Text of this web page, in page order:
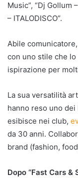
Music”, “Dj Gollum
– ITALODISCO”.
Abile
con uno stile che
ispirazione per
La sua versatilità
hanno reso uno
esibisce nei club,
da 30 anni.
brand (fashion,
Dopo “Fast Cars &